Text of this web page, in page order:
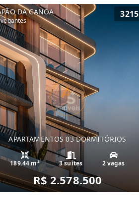
DA CANOA 3215
APARTAMENTOS 03 DORMITÓRIOS
189.44 m² 3 suítes 2 vagas
R$ 2.578.500